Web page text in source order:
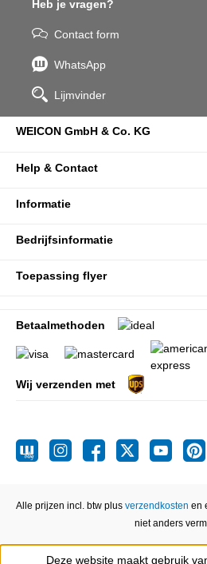
Heb je vragen?
Contact form
WhatsApp
Lijmvinder
WEICON GmbH & Co. KG
Help & Contact
Informatie
Bedrijfsinformatie
Toepassing flyer
Betaalmethoden
Wij verzenden met
Alle prijzen incl. btw plus verzendkosten en
niet anders
Deze website maakt gebruik